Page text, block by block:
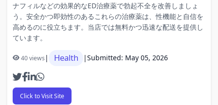
ナフィルなどの効果的なED治療薬で勃起不全を改善しましょ
う。安全かつ即効性のあるこれらの治療薬は、性機能と自信を
高めるのに役立ちます。当店では無料かつ迅速な配送を提供し
ています。
40 views| Health |Submitted: May 05, 2026
Click to Visit Site